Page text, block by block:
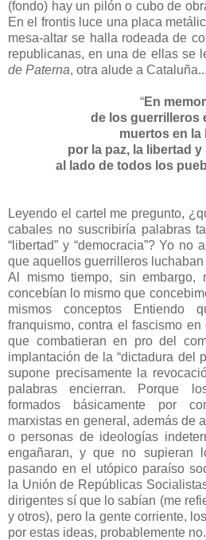
(fondo) hay un pilón o cubo de
En el frontis luce una placa
mesa-altar se halla rodeada de
republicanas, en una de ellas se
de Paterna, otra alude a
“En
de los guerrilleros
muertos en la
por la paz, la libertad
al lado de todos los
Leyendo el cartel me pregunto,
cabales no suscribiría palabras
“libertad” y “democracia”? Yo no
que aquellos guerrilleros
Al mismo tiempo, sin
concebían lo mismo que
mismos conceptos Entiendo
franquismo, contra el fascismo
que combatieran en pro del
implantación de la “dictadura del
supone precisamente la
palabras encierran. Porque
formados básicamente por
marxistas en general, además de
o personas de ideologías
engañaran, y que no supieran
pasando en el utópico paraíso
la Unión de Repúblicas
dirigentes sí que lo sabían (me
y otros), pero la gente corriente,
por estas ideas, probablemente no.